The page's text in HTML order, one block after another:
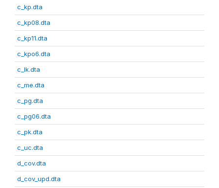
c_kp.dta
c_kp08.dta
c_kp11.dta
c_kpo6.dta
c_lk.dta
c_me.dta
c_pg.dta
c_pg06.dta
c_pk.dta
c_uc.dta
d_cov.dta
d_cov_upd.dta